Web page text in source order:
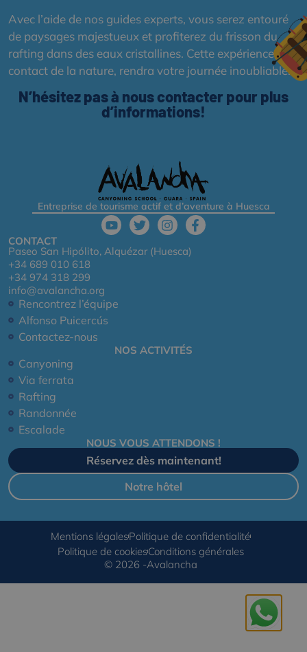
Avec l’aide de nos guides experts, vous serez entouré
de paysages majestueux et profiterez du frisson du
rafting dans des eaux cristallines. Cette expérience, au
contact de la nature, rendra votre journée inoubliable.
N’hésitez pas à nous contacter pour plus
d’informations!
Entreprise de tourisme actif et d’aventure à Huesca
CONTACT
Paseo San Hipólito, Alquézar (Huesca)
+34 689 010 618
+34 974 318 299
info@avalancha.org
Rencontrez l’équipe
Alfonso Puicercús
Contactez-nous
NOS ACTIVITÉS
Canyoning
Via ferrata
Rafting
Randonnée
Escalade
NOUS VOUS ATTENDONS !
Réservez dès maintenant!
Notre hôtel
© 2026 -Avalancha
Mentions légalesPolitique de confidentialité
Politique de cookiesConditions générales